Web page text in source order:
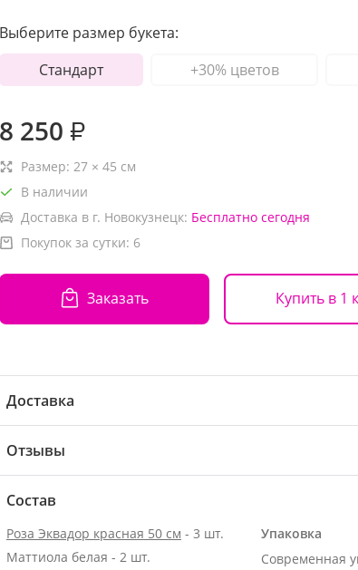
Выберите размер букета:
Стандарт
+30% цветов
8 250 ₽
Размер: 27 × 45 см
В наличии
Доставка в г. Новокузнецк: Бесплатно сегодня
Покупок за сутки: 6
Заказать Купить в 1
Доставка
Отзывы
Состав
Роза Эквадор красная 50 см - 3 шт.
Маттиола белая - 2 шт.
Упаковка
Современная